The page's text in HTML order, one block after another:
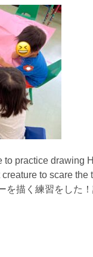
to practice drawing
to scare
を描く練習をした